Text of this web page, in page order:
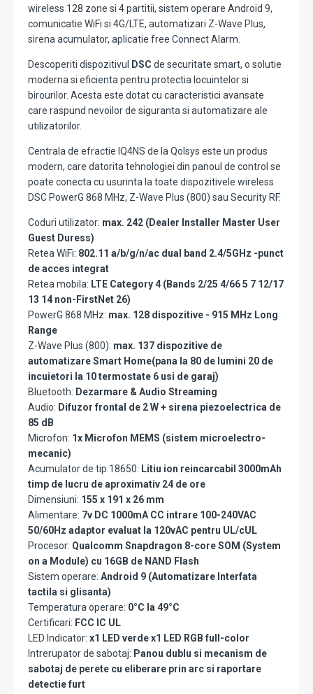
wireless 128 zone si 4 partitii, sistem operare Android 9,
comunicatie WiFi si 4G/LTE, automatizari Z-Wave Plus,
sirena acumulator, aplicatie free Connect Alarm.
Descoperiti dispozitivul DSC de securitate smart, o solutie
moderna si eficienta pentru protectia locuintelor si
birourilor. Acesta este dotat cu caracteristici avansate
care raspund nevoilor de siguranta si automatizare ale
utilizatorilor.
Centrala de efractie IQ4NS de la Qolsys este un produs
modern, care datorita tehnologiei din panoul de control se
poate conecta cu usurinta la toate dispozitivele wireless
DSC PowerG 868 MHz, Z-Wave Plus (800) sau Security RF.
Coduri utilizator: max. 242 (Dealer Installer Master User
Guest Duress)
Retea WiFi: 802.11 a/b/g/n/ac dual band 2.4/5GHz -punct
de acces integrat
Retea mobila: LTE Category 4 (Bands 2/25 4/66 5 7 12/17
13 14 non-FirstNet 26)
PowerG 868 MHz: max. 128 dispozitive - 915 MHz Long
Range
Z-Wave Plus (800): max. 137 dispozitive de
automatizare Smart Home(pana la 80 de lumini 20 de
incuietori la 10 termostate 6 usi de garaj)
Bluetooth: Dezarmare & Audio Streaming
Audio: Difuzor frontal de 2 W + sirena piezoelectrica de
85 dB
Microfon: 1x Microfon MEMS (sistem microelectro-
mecanic)
Acumulator de tip 18650: Litiu ion reincarcabil 3000mAh
timp de lucru de aproximativ 24 de ore
Dimensiuni: 155 x 191 x 26 mm
Alimentare: 7v DC 1000mA CC intrare 100-240VAC
50/60Hz adaptor evaluat la 120vAC pentru UL/cUL
Procesor: Qualcomm Snapdragon 8-core SOM (System
on a Module) cu 16GB de NAND Flash
Sistem operare: Android 9 (Automatizare Interfata
tactila si glisanta)
Temperatura operare: 0°C la 49°C
Certificari: FCC IC UL
LED Indicator: x1 LED verde x1 LED RGB full-color
Intrerupator de sabotaj: Panou dublu si mecanism de
sabotaj de perete cu eliberare prin arc si raportare
detectie furt